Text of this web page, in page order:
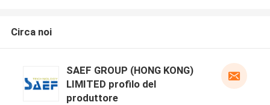
Circa noi
SAEF GROUP (HONG KONG)
LIMITED profilo del
produttore